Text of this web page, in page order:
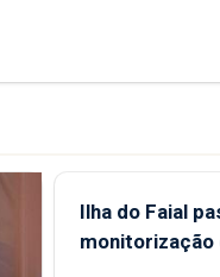
Ilha do Faial
monitorização